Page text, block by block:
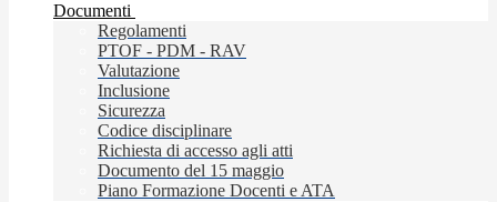
Documenti
Regolamenti
PTOF - PDM - RAV
Valutazione
Inclusione
Sicurezza
Codice disciplinare
Richiesta di accesso agli atti
Documento del 15 maggio
Piano Formazione Docenti e ATA